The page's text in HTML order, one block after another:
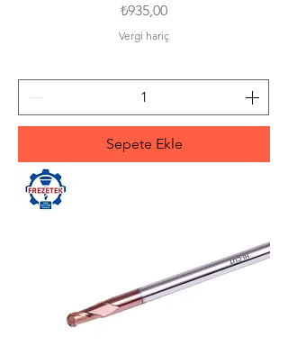
Fiyat
₺935,00
Vergi hariç
Sepete Ekle